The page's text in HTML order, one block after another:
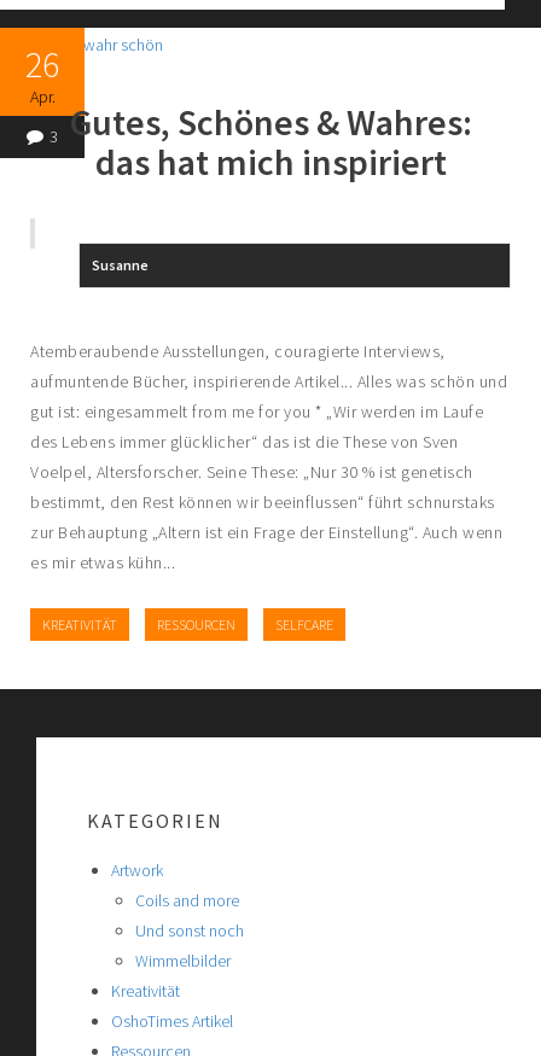
26
Apr.
3 Gutes, Schönes & Wahres:
das hat mich inspiriert
Susanne
Atemberaubende Ausstellungen, couragierte Interviews,
aufmuntende Bücher, inspirierende Artikel... Alles was schön und
gut ist: eingesammelt from me for you * „Wir werden im Laufe
des Lebens immer glücklicher“ das ist die These von Sven
Voelpel, Altersforscher. Seine These: „Nur 30 % ist genetisch
bestimmt, den Rest können wir beeinflussen“ führt schnurstaks
zur Behauptung „Altern ist ein Frage der Einstellung“. Auch wenn
es mir etwas kühn...
KREATIVITÄT RESSOURCEN SELFCARE
KATEGORIEN
Artwork
Coils and more
Und sonst noch
Wimmelbilder
Kreativität
OshoTimes Artikel
Ressourcen